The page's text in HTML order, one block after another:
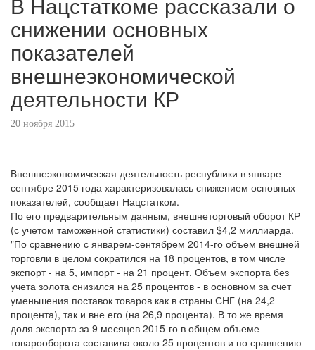
снижении основных
показателей
внешнеэкономической
деятельности КР
20 ноября 2015
Внешнеэкономическая деятельность республики в январе-
сентябре 2015 года характеризовалась снижением основных
показателей, сообщает Нацстатком.
По его предварительным данным, внешнеторговый оборот КР
(с учетом таможенной статистики) составил $4,2 миллиарда.
"По сравнению с январем-сентябрем 2014-го объем внешней
торговли в целом сократился на 18 процентов, в том числе
экспорт - на 5, импорт - на 21 процент. Объем экспорта без
учета золота снизился на 25 процентов - в основном за счет
уменьшения поставок товаров как в страны СНГ (на 24,2
процента), так и вне его (на 26,9 процента). В то же время
доля экспорта за 9 месяцев 2015-го в общем объеме
товарооборота составила около 25 процентов и по сравнению